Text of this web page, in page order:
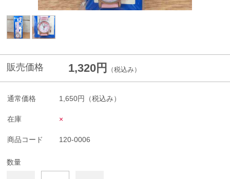
販売価格 1,320円 （税込み）
通常価格 1,650円 （税込み）
在庫 ×
商品コード 120-0006
数量